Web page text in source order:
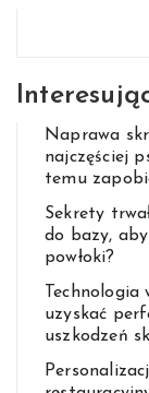
Naprawa
najczęściej
temu
Sekrety
do bazy, aby
powłoki?
uzyskać
uszkodzeń